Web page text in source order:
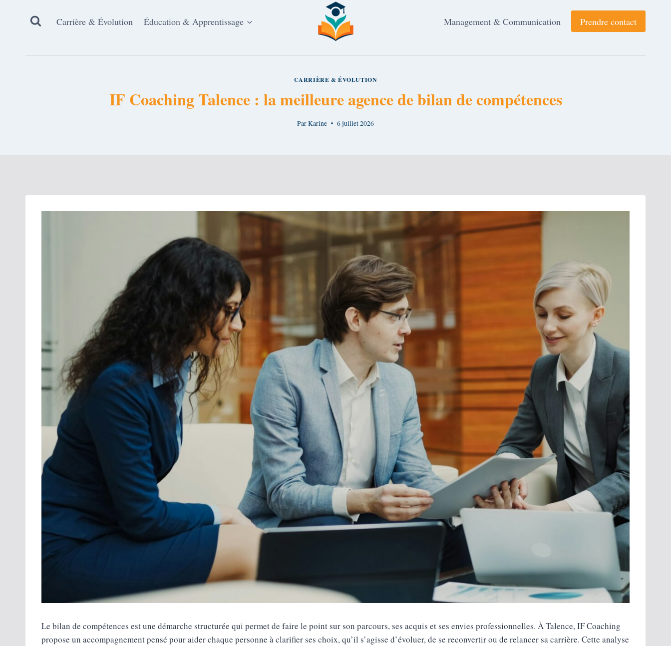
Carrière & Évolution Éducation & Apprentissage Management & Communication Prendre contact
CARRIÈRE & ÉVOLUTION
IF Coaching Talence : la meilleure agence de bilan de compétences
ParKarine 6 juillet 2026
Le bilan de compétences est une démarche structurée qui permet de faire le point sur son parcours, ses acquis et ses envies professionnelles. À Talence, IF Coaching
propose un accompagnement pensé pour aider chaque personne à clarifier ses choix, qu’il s’agisse d’évoluer, de se reconvertir ou de relancer sa carrière. Cette analyse